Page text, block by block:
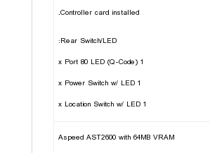
Controller card installed.
Rear Switch/LED:
1 x Port 80 LED (Q-Code)
1 x Power Switch w/ LED
1 x Location Switch w/ LED
Aspeed AST2600 with 64MB VRAM